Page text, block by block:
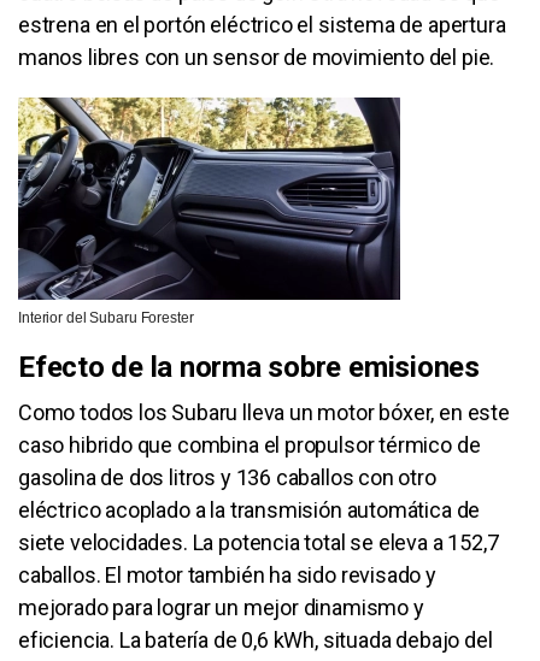
estrena en el portón eléctrico el sistema de apertura
manos libres con un sensor de movimiento del pie.
Interior del Subaru Forester
Efecto de la norma sobre emisiones
Como todos los Subaru lleva un motor bóxer, en este
caso hibrido que combina el propulsor térmico de
gasolina de dos litros y 136 caballos con otro
eléctrico acoplado a la transmisión automática de
siete velocidades. La potencia total se eleva a 152,7
caballos. El motor también ha sido revisado y
mejorado para lograr un mejor dinamismo y
eficiencia. La batería de 0,6 kWh, situada debajo del